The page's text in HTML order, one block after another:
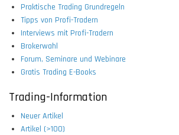
Praktische Trading Grundregeln
Tipps von Profi-Tradern
Interviews mit Profi-Tradern
Brokerwahl
Forum, Seminare und Webinare
Gratis Trading E-Books
Trading-Information
Neuer Artikel
Artikel (>100)